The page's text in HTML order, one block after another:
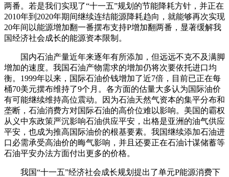
两番。若是我们实现了“十一五”规划的节能降耗方针，并正在
2010年到2020年期间继续连结能源降耗趋向，就能够再次实现
20年间以能源增加翻一番摆布支持P增加翻两番，显著缓解我
国经济社会成长的能源资本限制。
国内石油产量近年来逐年有所添加，但远远不克不及满脚
增加的速度。我国石油产物需求的增加仍将次要依托进口均
衡。1999年以来，国际石油价钱增加了近7倍，目前已正在每
桶70美元摆布维持了9个月。各方面的估量大多认为国际油价
有可能继续维持高位震动。因为石油天然气资本的集平分布和
垄断，石油消费方对国际石油的高价位难以影响。美国的霸权
从义中东政策严沉影响石油供应平安，出格是亚洲的油气供应
平安，也成为推高国际油价的根基要素。我国继续添加石油进
口必需承受高油价的晦气影响，并且还要正在石油计谋储蓄等
石油平安办法方面付出更多的价格。
我国“十一五”经济社会成长规划提出了单元P能源消费下